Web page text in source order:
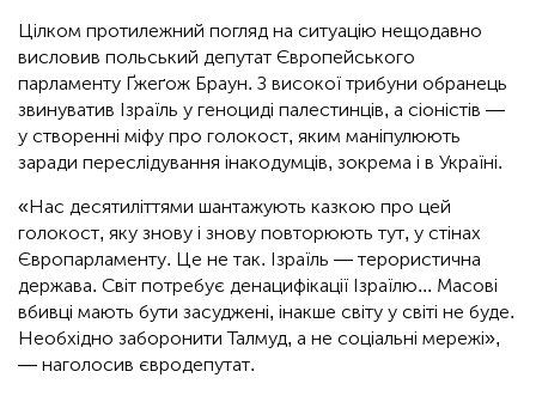
Цілком протилежний погляд на ситуацію нещодавно
висловив польський депутат Європейського
парламенту Ґжеґож Браун. З високої трибуни обранець
звинуватив Ізраїль у геноциді палестинців, а сіоністів —
у створенні міфу про голокост, яким маніпулюють
заради переслідування інакодумців, зокрема і в Україні.
«Нас десятиліттями шантажують казкою про цей
голокост, яку знову і знову повторюють тут, у стінах
Європарламенту. Це не так. Ізраїль — терористична
держава. Світ потребує денацифікації Ізраїлю... Масові
вбивці мають бути засуджені, інакше світу у світі не буде.
Необхідно заборонити Талмуд, а не соціальні мережі»,
— наголосив євродепутат.